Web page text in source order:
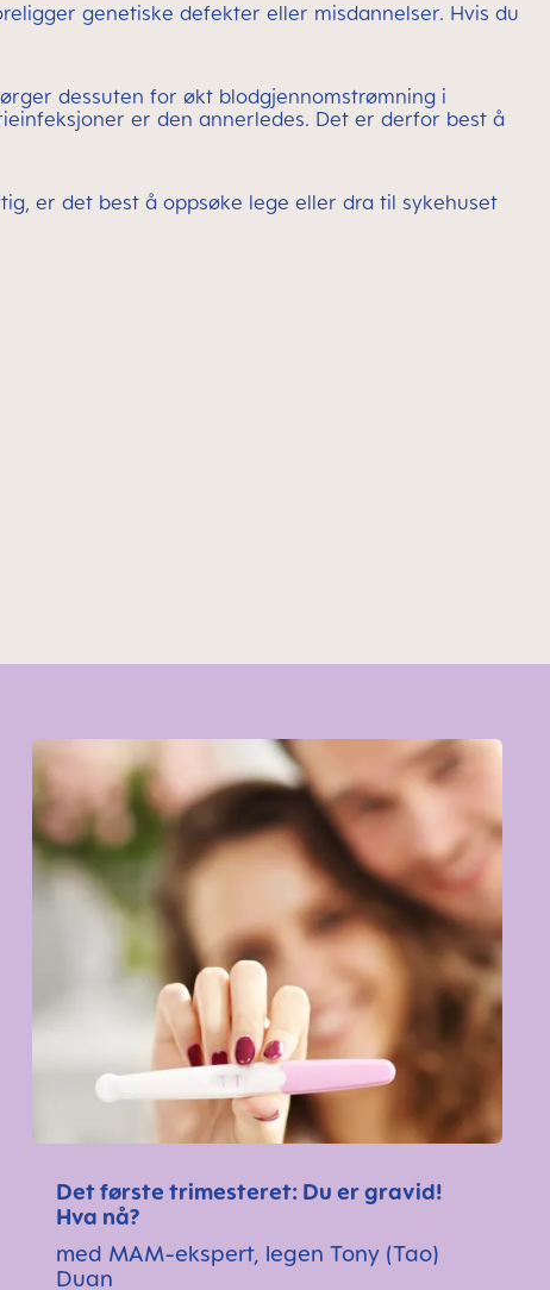
genetiske defekter eller misdannelser. Hvis du
dessuten for økt blodgjennomstrømning i
er den annerledes. Det er derfor best å
er det best å oppsøke lege eller dra til sykehuset
Det første trimesteret: Du er gravid!
Hva nå?
med MAM-ekspert, legen Tony (Tao)
Duan